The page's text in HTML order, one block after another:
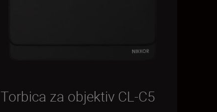
Torbica za objektiv CL-C5